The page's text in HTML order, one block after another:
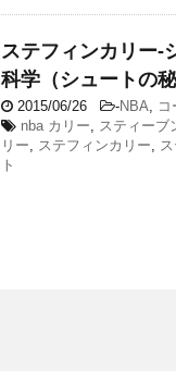
ステフィンカリー-
科学（シュートの秘
2015/06/26 -NBA, コ
nba カリー, スティーブ
リー, ステフィンカリー,
ト